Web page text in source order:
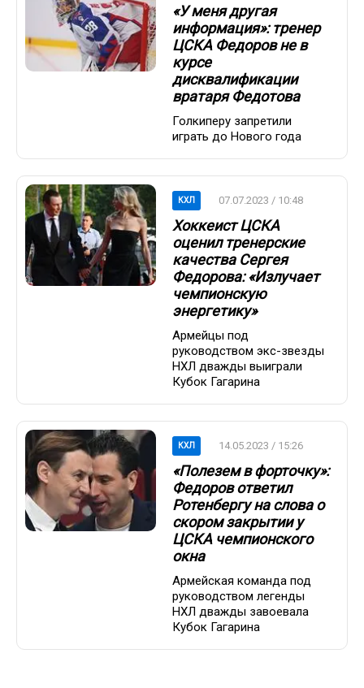
«У меня другая
информация»: тренер
ЦСКА Федоров не в
курсе
дисквалификации
вратаря Федотова
Голкиперу запретили
играть до Нового года
КХЛ 07.07.2023 / 10:48
Хоккеист ЦСКА
оценил тренерские
качества Сергея
Федорова: «Излучает
чемпионскую
энергетику»
Армейцы под
руководством экс-звезды
НХЛ дважды выиграли
Кубок Гагарина
КХЛ 14.05.2023 / 15:26
«Полезем в форточку»:
Федоров ответил
Ротенбергу на слова о
скором закрытии у
ЦСКА чемпионского
окна
Армейская команда под
руководством легенды
НХЛ дважды завоевала
Кубок Гагарина